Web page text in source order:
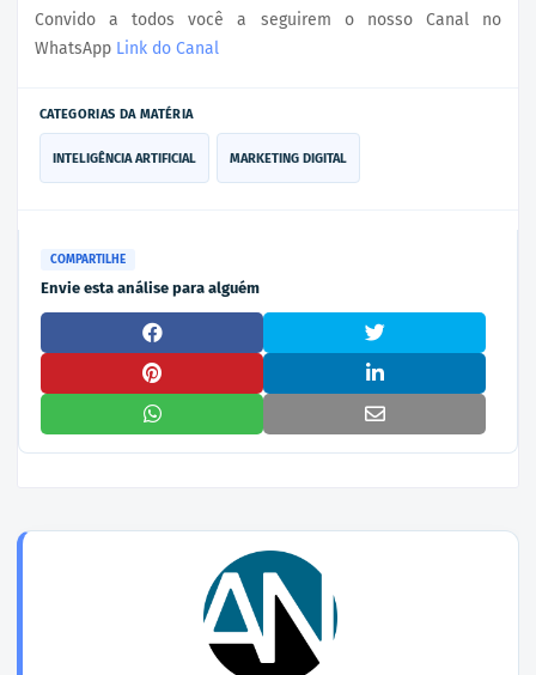
Convido a todos você a seguirem o nosso Canal no
WhatsApp Link do Canal
CATEGORIAS DA MATÉRIA
INTELIGÊNCIA ARTIFICIAL MARKETING DIGITAL
COMPARTILHE
Envie esta análise para alguém